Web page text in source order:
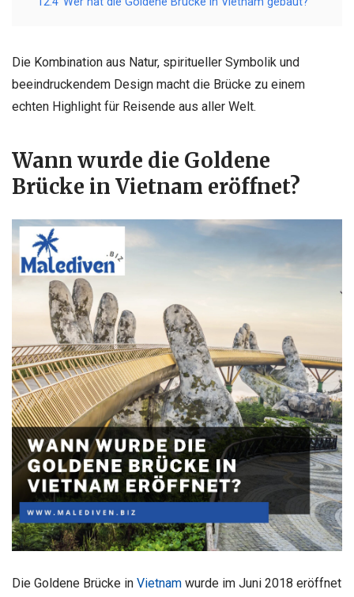
Die Kombination aus Natur, spiritueller Symbolik und
beeindruckendem Design macht die Brücke zu einem
echten Highlight für Reisende aus aller Welt.
Wann wurde die Goldene
Brücke in Vietnam eröffnet?
Die Goldene Brücke in Vietnam wurde im Juni 2018 eröffnet